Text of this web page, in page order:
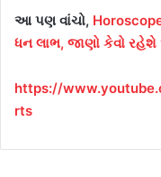
આ પણ વાંચો,
ધન લાભ, જાણો કેવો
https://
rts